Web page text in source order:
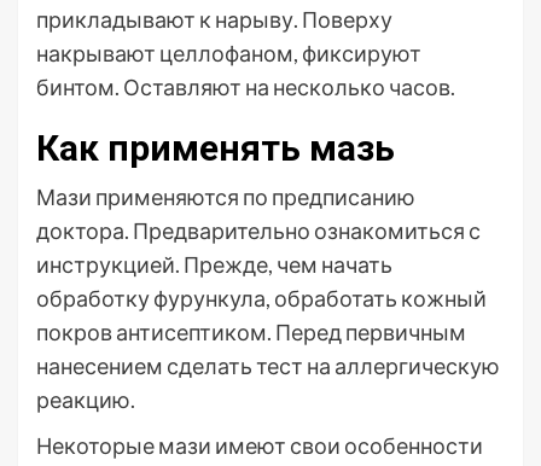
прикладывают к нарыву. Поверху
накрывают целлофаном, фиксируют
бинтом. Оставляют на несколько часов.
Как применять мазь
Мази применяются по предписанию
доктора. Предварительно ознакомиться с
инструкцией. Прежде, чем начать
обработку фурункула, обработать кожный
покров антисептиком. Перед первичным
нанесением сделать тест на аллергическую
реакцию.
Некоторые мази имеют свои особенности